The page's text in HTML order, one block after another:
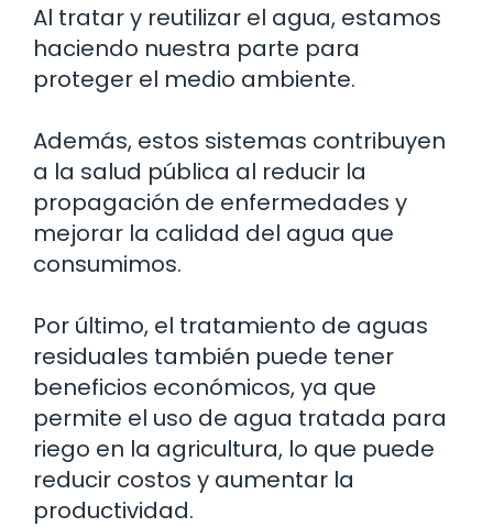
Al tratar y reutilizar el agua, estamos
haciendo nuestra parte para
proteger el medio ambiente.
Además, estos sistemas contribuyen
a la salud pública al reducir la
propagación de enfermedades y
mejorar la calidad del agua que
consumimos.
Por último, el tratamiento de aguas
residuales también puede tener
beneficios económicos, ya que
permite el uso de agua tratada para
riego en la agricultura, lo que puede
reducir costos y aumentar la
productividad.